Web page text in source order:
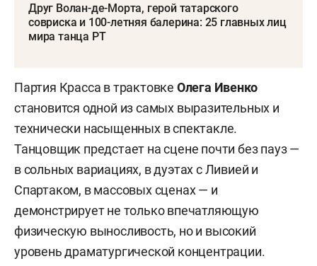
Друг Волан-де-Морта, герой татарского
совриска и 100-летняя балерина: 25 главных лиц
мира танца РТ
Партия Красса в трактовке Олега Ивенко
становится одной из самых выразительных и
технически насыщенных в спектакле.
Танцовщик предстает на сцене почти без пауз —
в сольных вариациях, в дуэтах с Ливией и
Спартаком, в массовых сценах — и
демонстрирует не только впечатляющую
физическую выносливость, но и высокий
уровень драматургической концентрации.